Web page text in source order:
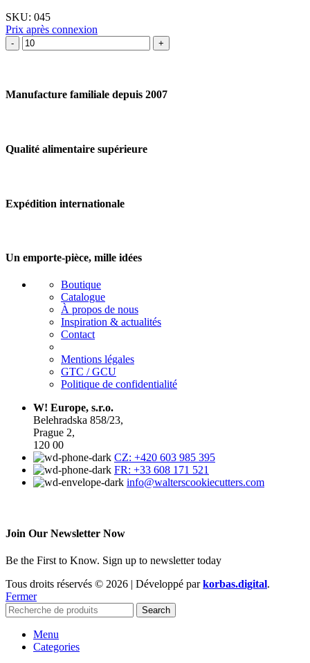
avec
cœur
SKU: 045
Prix après connexion
quantité
de
Poule
Manufacture familiale depuis 2007
Qualité alimentaire supérieure
Expédition internationale
Un emporte-pièce, mille idées
Boutique
Catalogue
À propos de nous
Inspiration & actualités
Contact
Mentions légales
GTC / GCU
Politique de confidentialité
W! Europe, s.r.o.
Belehradska 858/23,
Prague 2,
120 00
CZ: +420 603 985 395
FR: +33 608 171 521
info@walterscookiecutters.com
Join Our Newsletter Now
Be the First to Know. Sign up to newsletter today
Tous droits réservés © 2026 | Développé parkorbas.digital.
Fermer
Search
Menu
Categories